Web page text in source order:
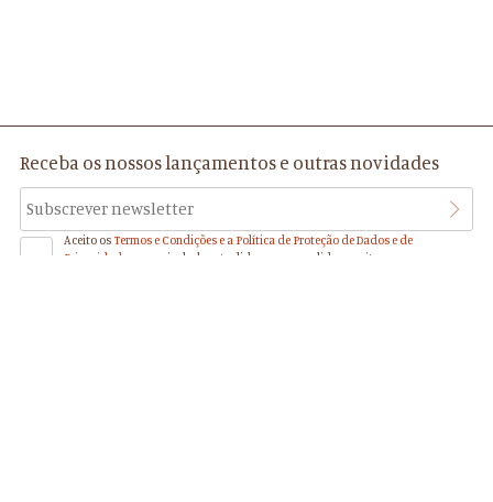
Receba os nossos lançamentos e outras novidades
Aceito os Termos e Condições e a Política de Proteção de Dados e de
Privacidade
, os quais declaro ter lido, compreendido e aceite.